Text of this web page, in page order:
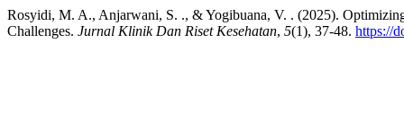
Rosyidi, M. A., Anjarwani, S. ., & Yogibuana, V. . (2025).
Challenges. Jurnal Klinik Dan Riset Kesehatan, 5(1), 37-48. https://